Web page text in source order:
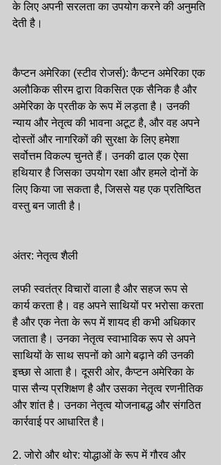
के लिए अपनी सरलता का उपयोग करने की अनुमति
देती है।
कैप्टन अमेरिका (स्टीव रोजर्स): कैप्टन अमेरिका एक
अलौकिक सीरम द्वारा विकसित एक सैनिक है और
अमेरिका के प्रतीक के रूप में लड़ता है। उनकी
न्याय और नेतृत्व की भावना अटूट है, और वह अपने
दोस्तों और नागरिकों की सुरक्षा के लिए हमेशा
सर्वोत्तम विकल्प चुनते हैं। उनकी ढाल एक ऐसा
हथियार है जिसका उपयोग रक्षा और हमले दोनों के
लिए किया जा सकता है, जिससे यह एक प्रतिष्ठित
वस्तु बन जाती है।
अंतर: नेतृत्व शैली
लफी स्वतंत्र विचारों वाला है और सहज रूप से
कार्य करता है। वह अपने साथियों पर भरोसा करता
है और एक नेता के रूप में शायद ही कभी अधिकार
जताता है। उनका नेतृत्व स्वाभाविक रूप से अपने
साथियों के साथ सपनों को आगे बढ़ाने की उनकी
इच्छा से आता है। दूसरी ओर, कैप्टन अमेरिका के
पास सैन्य प्रशिक्षण है और उसका नेतृत्व रणनीतिक
और शांत है। उनका नेतृत्व योजनाबद्ध और संगठित
कार्रवाई पर आधारित है।
2. जोरो और थोर: योद्धाओं के रूप में गौरव और